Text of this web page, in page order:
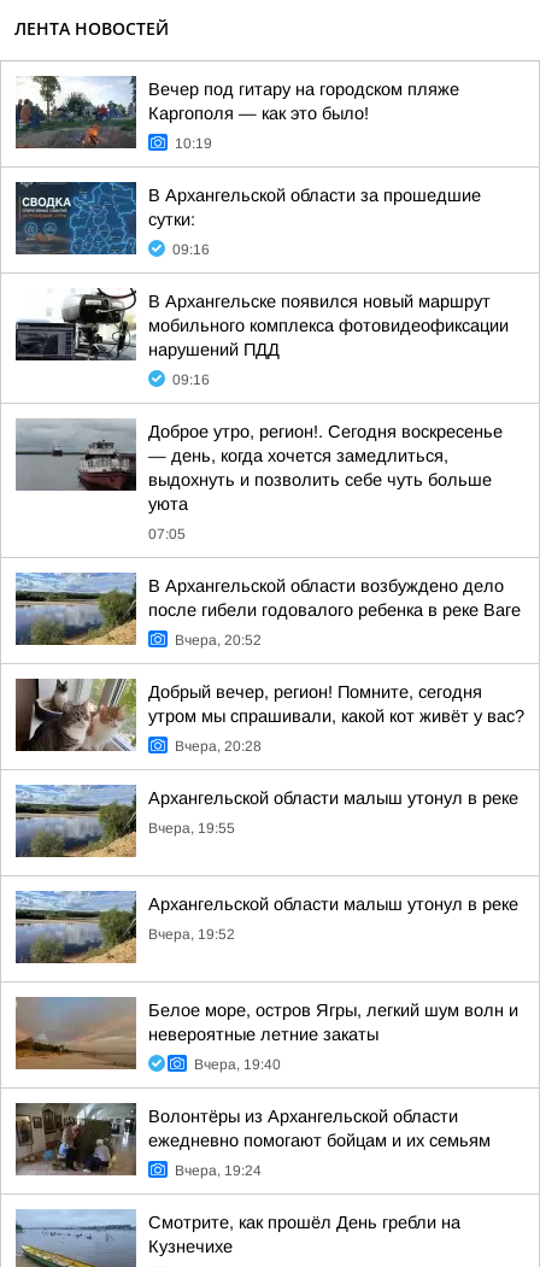
ЛЕНТА НОВОСТЕЙ
Вечер под гитару на городском пляже
Каргополя — как это было!
10:19
В Архангельской области за прошедшие
сутки:
09:16
В Архангельске появился новый маршрут
мобильного комплекса фотовидеофиксации
нарушений ПДД
09:16
Доброе утро, регион!. Сегодня воскресенье
— день, когда хочется замедлиться,
выдохнуть и позволить себе чуть больше
уюта
07:05
В Архангельской области возбуждено дело
после гибели годовалого ребенка в реке Ваге
Вчера, 20:52
Добрый вечер, регион! Помните, сегодня
утром мы спрашивали, какой кот живёт у вас?
Вчера, 20:28
Архангельской области малыш утонул в реке
Вчера, 19:55
Архангельской области малыш утонул в реке
Вчера, 19:52
Белое море, остров Ягры, легкий шум волн и
невероятные летние закаты
Вчера, 19:40
Волонтёры из Архангельской области
ежедневно помогают бойцам и их семьям
Вчера, 19:24
Смотрите, как прошёл День гребли на
Кузнечихе